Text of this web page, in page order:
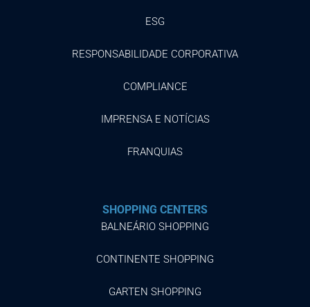
ESG
RESPONSABILIDADE CORPORATIVA
COMPLIANCE
IMPRENSA E NOTÍCIAS
FRANQUIAS
SHOPPING CENTERS
BALNEÁRIO SHOPPING
CONTINENTE SHOPPING
GARTEN SHOPPING